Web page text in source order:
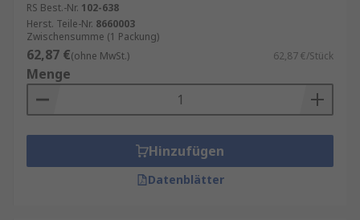
RS Best.-Nr. 102-638
Herst. Teile-Nr. 8660003
Zwischensumme (1 Packung)
62,87 €(ohne MwSt.) 62,87 €/Stück
Menge
Hinzufügen
Datenblätter